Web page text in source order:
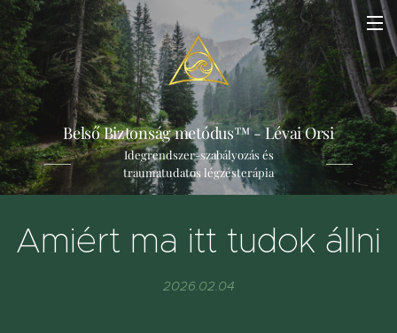
Belső Biztonság metódus™ - Lévai Orsi
Idegrendszer-szabályozás és
traumatudatos légzésterápia
Amiért ma itt tudok állni
2026.02.04